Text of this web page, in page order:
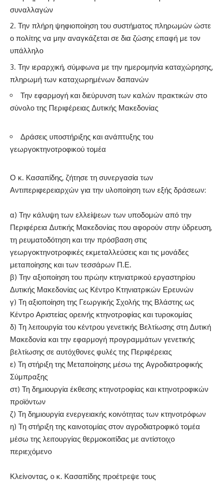
συναλλαγών
Την πλήρη ψηφιοποίηση του συστήματος πληρωμών ώστε
ο πολίτης να μην αναγκάζεται σε δια ζώσης επαφή με τον
υπάλληλο
Την ιεραρχική, σύμφωνα με την ημερομηνία καταχώρησης,
πληρωμή των καταχωρημένων δαπανών
Την εφαρμογή και διεύρυνση των καλών πρακτικών στο
σύνολο της Περιφέρειας Δυτικής Μακεδονίας
Δράσεις υποστήριξης και ανάπτυξης του
γεωργοκτηνοτροφικού τομέα
Ο κ. Κασαπίδης, ζήτησε τη συνεργασία των
Αντιπεριφερειαρχών για την υλοποίηση των εξής δράσεων:
α) Την κάλυψη των ελλείψεων των υποδομών από την
Περιφέρεια Δυτικής Μακεδονίας που αφορούν στην ύδρευση,
τη ρευματοδότηση και την πρόσβαση στις
γεωργοκτηνοτροφικές εκμεταλλεύσεις και τις μονάδες
μεταποίησης και των τεσσάρων Π.Ε.
β) Την αξιοποίηση του πρώην κτηνιατρικού εργαστηρίου
Δυτικής Μακεδονίας ως Κέντρο Κτηνιατρικών Ερευνών
γ) Τη αξιοποίηση της Γεωργικής Σχολής της Βλάστης ως
Κέντρο Αριστείας ορεινής κτηνοτροφίας και τυροκομίας
δ) Τη λειτουργία του κέντρου γενετικής Βελτίωσης στη Δυτική
Μακεδονία και την εφαρμογή προγραμμάτων γενετικής
βελτίωσης σε αυτόχθονες φυλές της Περιφέρειας
ε) Τη στήριξη της Μεταποίησης μέσω της Αγροδιατροφικής
Σύμπραξης
στ) Τη δημιουργία έκθεσης κτηνοτροφίας και κτηνοτροφικών
προϊόντων
ζ) Τη δημιουργία ενεργειακής κοινότητας των κτηνοτρόφων
η) Τη στήριξη της καινοτομίας στον αγροδιατροφικό τομέα
μέσω της λειτουργίας θερμοκοιτίδας με αντίστοιχο
περιεχόμενο
Κλείνοντας, ο κ. Κασαπίδης προέτρεψε τους